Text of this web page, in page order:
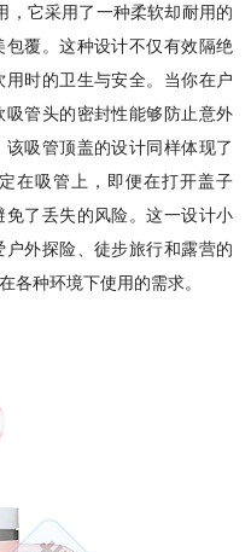
，它采用了一种柔软却耐用的
覆。这种设计不仅有效隔绝
时的卫生与安全。当你在户
管头的密封性能够防止意外
吸管顶盖的设计同样体现了
在吸管上，即便在打开盖子
了丢失的风险。这一设计小
外探险、徒步旅行和露营的
各种环境下使用的需求。